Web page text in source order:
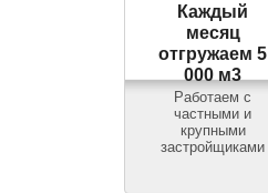
Каждый
месяц
отгружаем 5
000 м3
Работаем с
частными и
крупными
застройщиками